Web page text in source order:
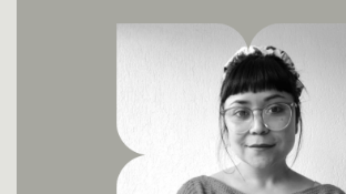
Exequiel Fernández 397, Ñuñoa,